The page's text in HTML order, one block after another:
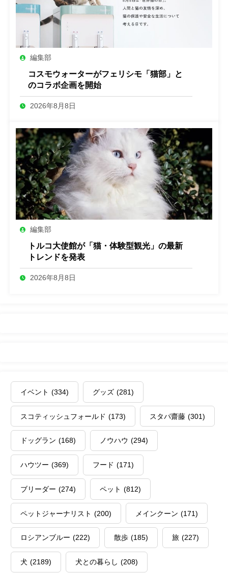
編集部
コスモウォーターがフェリシモ「猫部」と
のコラボ企画を開始
2026年8月8日
編集部
トルコ大使館が「猫・体験型観光」の最新
トレンドを発表
2026年8月8日
イベント (334) グッズ (281)
スコティッシュフォールド (173) スタパ齋藤 (301)
ドッグラン (168) ノウハウ (294)
ハウツー (369) フード (171)
ブリーダー (274) ペット (812)
ペットジャーナリスト (200) メインクーン (171)
ロシアンブルー (222) 散歩 (185) 旅 (227)
犬 (2189) 犬との暮らし (208)